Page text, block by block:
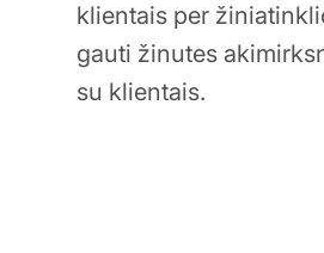
klientais per
gauti žinutes
su klientais.